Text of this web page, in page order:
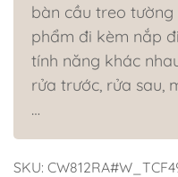
bàn cầu treo tường
phẩm đi kèm nắp
tính năng khác
rửa trước, rửa sau,
…
SKU: